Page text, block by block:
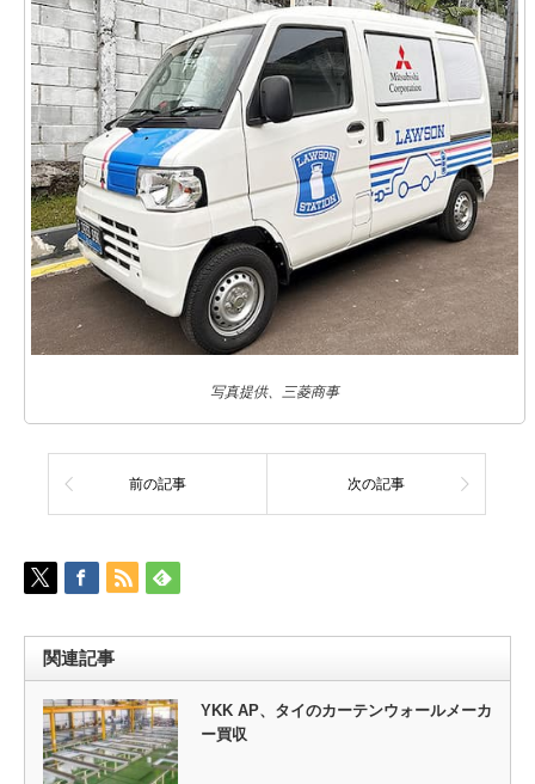
写真提供、三菱商事
前の記事 次の記事
関連記事
YKK AP、タイのカーテンウォールメーカ
ー買収